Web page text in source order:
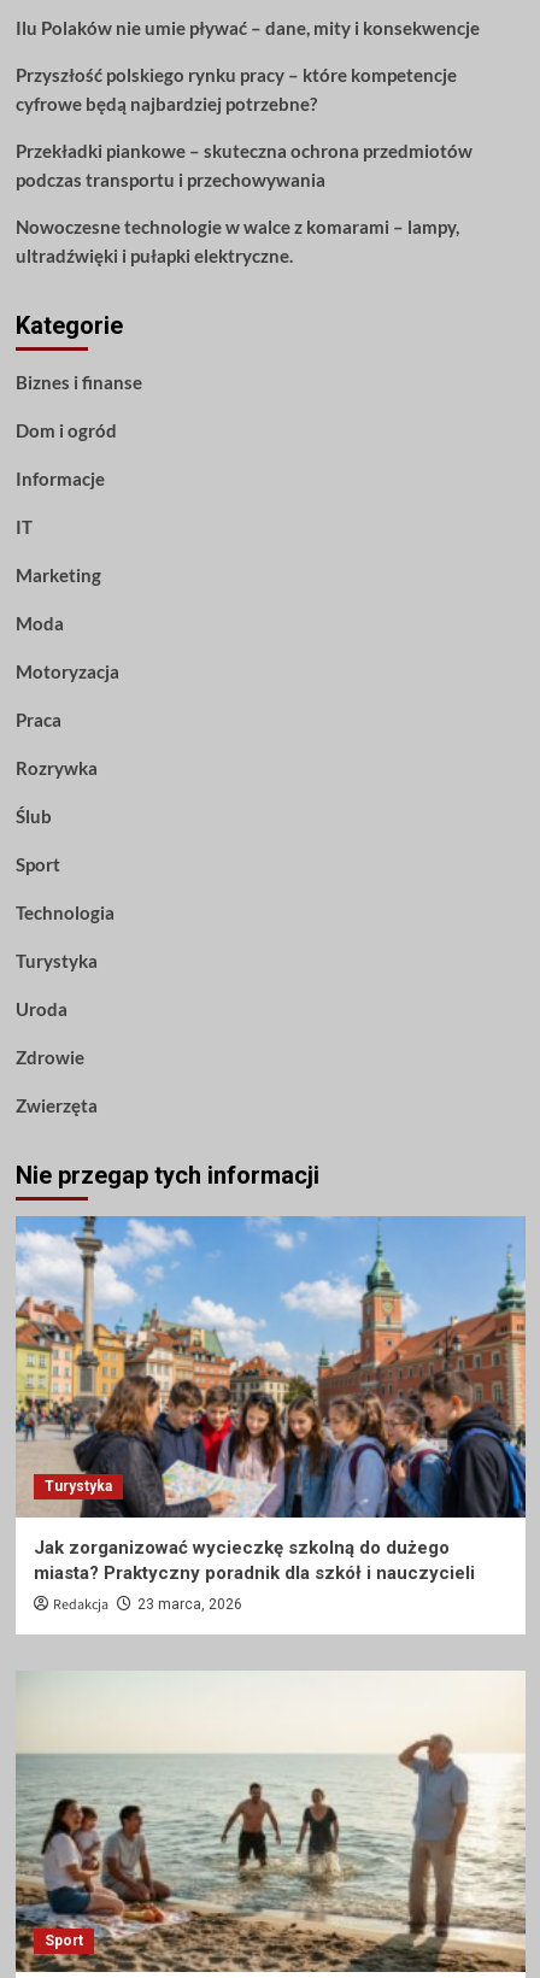
Ilu Polaków nie umie pływać – dane, mity i konsekwencje
Przyszłość polskiego rynku pracy – które kompetencje
cyfrowe będą najbardziej potrzebne?
Przekładki piankowe – skuteczna ochrona przedmiotów
podczas transportu i przechowywania
Nowoczesne technologie w walce z komarami – lampy,
ultradźwięki i pułapki elektryczne.
Kategorie
Biznes i finanse
Dom i ogród
Informacje
IT
Marketing
Moda
Motoryzacja
Praca
Rozrywka
Ślub
Sport
Technologia
Turystyka
Uroda
Zdrowie
Zwierzęta
Nie przegap tych informacji
Turystyka
Jak zorganizować wycieczkę szkolną do dużego
miasta? Praktyczny poradnik dla szkół i nauczycieli
Redakcja 23 marca, 2026
Sport